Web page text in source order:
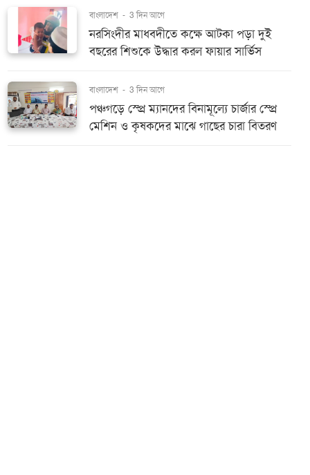
বাংলাদেশ - 3 দিন আগে
নরসিংদীর মাধবদীতে কক্ষে আটকা পড়া দুই
বছরের শিশুকে উদ্ধার করল ফায়ার সার্ভিস
বাংলাদেশ - 3 দিন আগে
পঞ্চগড়ে স্প্রে ম্যানদের বিনামূল্যে চার্জার স্প্রে
মেশিন ও কৃষকদের মাঝে গাছের চারা বিতরণ